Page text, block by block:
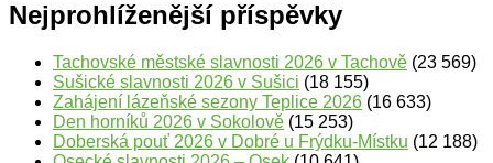
Nejprohlíženější příspěvky
Tachovské městské slavnosti 2026 v Tachově (23 569)
Sušické slavnosti 2026 v Sušici (18 155)
Zahájení lázeňské sezony Teplice 2026 (16 633)
Den horníků 2026 v Sokolově (15 253)
Doberská pouť 2026 v Dobré u Frýdku-Místku (12 188)